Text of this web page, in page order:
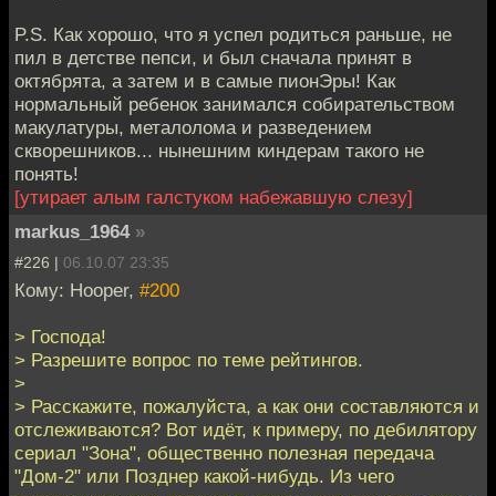
P.S. Как хорошо, что я успел родиться раньше, не
пил в детстве пепси, и был сначала принят в
октябрята, а затем и в самые пионЭры! Как
нормальный ребенок занимался собирательством
макулатуры, металолома и разведением
скворешников... нынешним киндерам такого не
понять!
[утирает алым галстуком набежавшую слезу]
markus_1964 »
#226 | 06.10.07 23:35
Кому: Hooper, #200
> Господа!
> Разрешите вопрос по теме рейтингов.
>
> Расскажите, пожалуйста, а как они составляются и
отслеживаются? Вот идёт, к примеру, по дебилятору
сериал "Зона", общественно полезная передача
"Дом-2" или Позднер какой-нибудь. Из чего